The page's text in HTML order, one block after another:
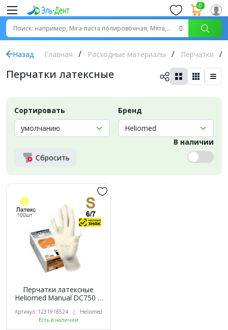
0
Назад Главная Расходные материалы Перчатки
Перчатки латексные
Сортировать Бренд
Сбросить
В наличии
Перчатки латексные
Heliomed Manual DC750 S
Маркированные
Артикул: 1231918524 | Heliomed
Есть в наличии